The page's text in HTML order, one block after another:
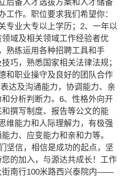
后备人才选拔方案和人才储备
工作。职位要求我们希望你：
专业大专以上学历；2、一年以
领域及相关领域工作经验者优
熟练运用各种招聘工具和手
巧，熟悉国家相关法律法规；
和职业操守及良好的团队合作
达及沟通能力，协调能力、亲
分析判断力。6、性格外向开
撰写制度、报告等公文的能
维能力和人际理解力，有极强
力、应变能力和亲和力等。
坚信，相信是成功的起点，坚
的加入，与源达共成长！工作
街南行100米路西兴泰院内——